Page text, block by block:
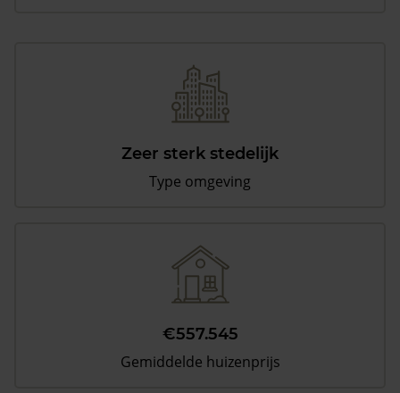
Zeer sterk stedelijk
Type omgeving
€557.545
Gemiddelde huizenprijs